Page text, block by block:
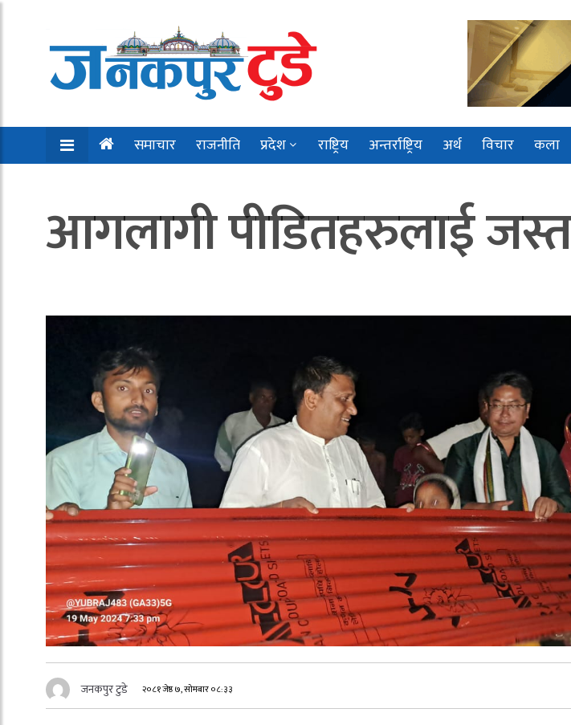
समाचार राजनीति प्रदेश राष्ट्रिय अन्तर्राष्ट्रिय अर्थ विचार कला
आगलागी पीडितहरुलाई
जनकपुर टुडे २०८१ जेष्ठ ७, सोमबार ०८:३३